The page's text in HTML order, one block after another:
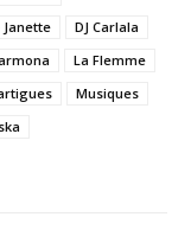
Janette
DJ Carlala
La Flemme
Musiques